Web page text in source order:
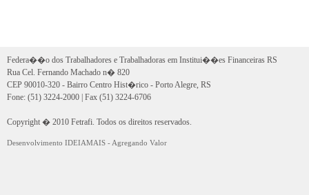
Federa��o dos Trabalhadores e Trabalhadoras em Institui��es Financeiras RS
Rua Cel. Fernando Machado n� 820
CEP 90010-320 - Bairro Centro Hist�rico - Porto Alegre, RS
Fone: (51) 3224-2000 | Fax (51) 3224-6706
Copyright � 2010 Fetrafi. Todos os direitos reservados.
Desenvolvimento IDEIAMAIS - Agregando Valor